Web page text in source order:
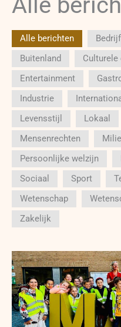
Alle berichten
Buitenland
Culturele
Entertainment
Industrie
Levensstijl
Lokaal
Mensenrechten
Persoonlijke welzijn
Sociaal
Sport
Wetenschap
Zakelijk